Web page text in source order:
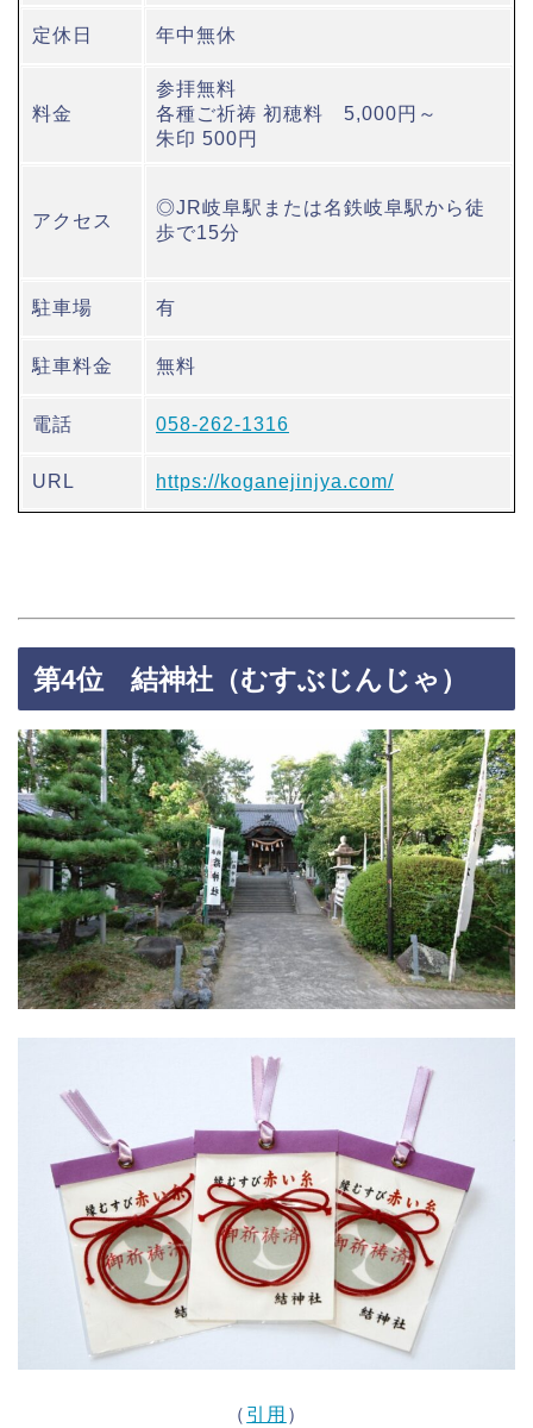
定休日 年中無休
料金
参拝無料
各種ご祈祷 初穂料 5,000円～
朱印 500円
アクセス
◎JR岐阜駅または名鉄岐阜駅から徒
歩で15分
駐車場 有
駐車料金 無料
電話 058-262-1316
URL https://koganejinjya.com/
第4位 結神社（むすぶじんじゃ）
（ 引用 ）